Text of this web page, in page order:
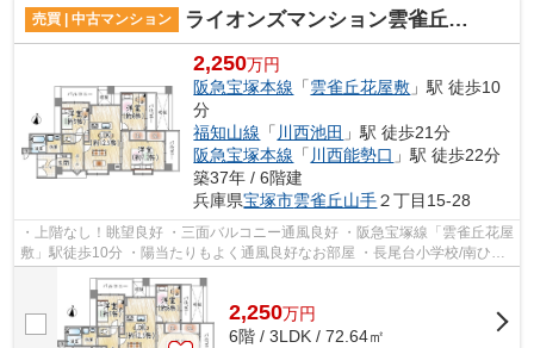
売買 | 中古マンション ライオンズマンション雲雀丘花屋敷
2,250万円
阪急宝塚本線 「雲雀丘花屋敷 」駅 徒歩10
分
福知山線 「 川西池田 」駅 徒歩21分
阪急宝塚本線 「 川西能勢口 」駅 徒歩22分
築37年 / 6階建
兵庫県宝塚市雲雀丘山手２丁目15-28
・上階なし！眺望良好 ・三面バルコニー通風良好 ・阪急宝塚線「雲雀丘花屋
敷」駅徒歩10分 ・陽当たりもよく通風良好なお部屋 ・長尾台小学校/南ひば
2,250万円
6階 / 3LDK / 72.64㎡